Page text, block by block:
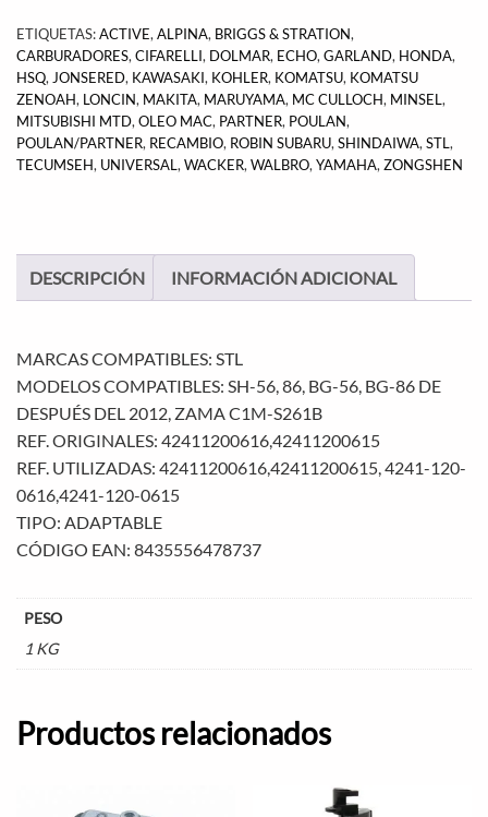
ETIQUETAS:ACTIVE, ALPINA, BRIGGS & STRATION,
CARBURADORES, CIFARELLI, DOLMAR, ECHO, GARLAND, HONDA,
HSQ, JONSERED, KAWASAKI, KOHLER, KOMATSU, KOMATSU
ZENOAH, LONCIN, MAKITA, MARUYAMA, MC CULLOCH, MINSEL,
MITSUBISHI MTD, OLEO MAC, PARTNER, POULAN,
POULAN/PARTNER, RECAMBIO, ROBIN SUBARU, SHINDAIWA, STL,
TECUMSEH, UNIVERSAL, WACKER, WALBRO, YAMAHA, ZONGSHEN
DESCRIPCIÓN INFORMACIÓN ADICIONAL
MARCAS COMPATIBLES: STL
MODELOS COMPATIBLES: SH-56, 86, BG-56, BG-86 DE
DESPUÉS DEL 2012, ZAMA C1M-S261B
REF. ORIGINALES: 42411200616,42411200615
REF. UTILIZADAS: 42411200616,42411200615, 4241-120-
0616,4241-120-0615
TIPO: ADAPTABLE
CÓDIGO EAN: 8435556478737
PESO
1 KG
Productos relacionados